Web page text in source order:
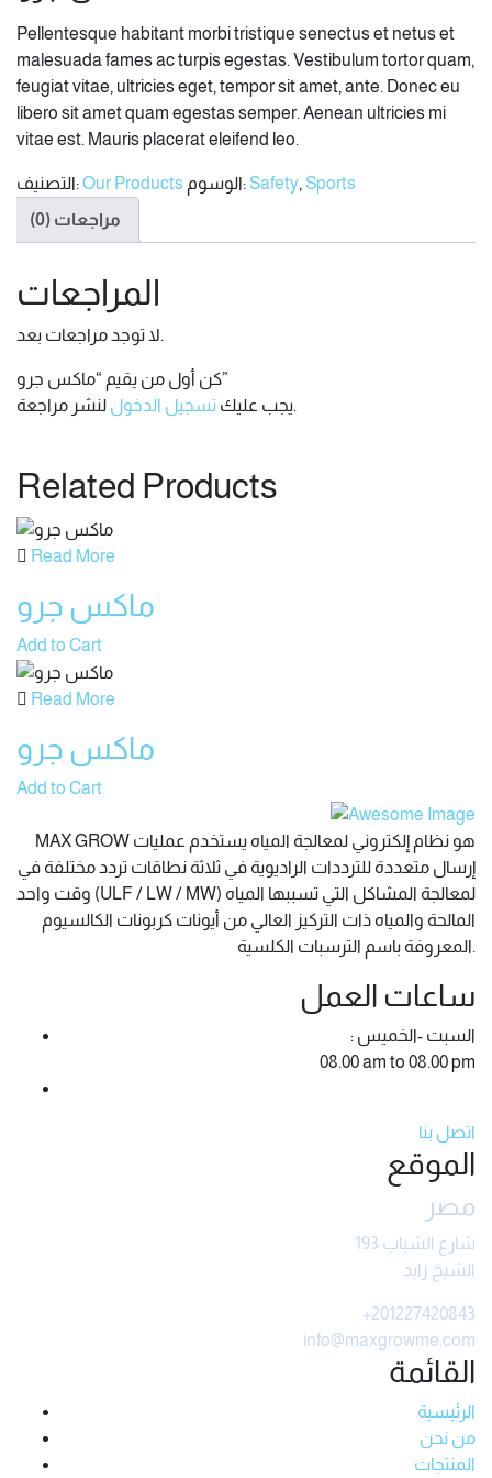
Pellentesque habitant morbi tristique senectus et netus et
malesuada fames ac turpis egestas. Vestibulum tortor quam,
feugiat vitae, ultricies eget, tempor sit amet, ante. Donec eu
libero sit amet quam egestas semper. Aenean ultricies mi
vitae est. Mauris placerat eleifend leo.
التصنيف:Our Products الوسوم:Safety, Sports
مراجعات (0)
المراجعات
لا توجد مراجعات بعد.
كن أول من يقيم “ماكس جرو”
يجب عليك تسجيل الدخول لنشر مراجعة.
Related Products
Read More
ماكس جرو
Add to Cart
Read More
ماكس جرو
Add to Cart
MAX GROW هو نظام إلكتروني لمعالجة المياه يستخدم عمليات
إرسال متعددة للترددات الراديوية في ثلاثة نطاقات تردد مختلفة في
وقت واحد (ULF / LW / MW) لمعالجة المشاكل التي تسببها المياه
المالحة والمياه ذات التركيز العالي من أيونات كربونات الكالسيوم
المعروفة باسم الترسبات الكلسية.
ساعات العمل
: السبت -الخميس
08.00 am to 08.00 pm
اتصل بنا
الموقع
مصر
شارع الشباب 193
الشيخ زايد
+201227420843
info@maxgrowme.com
القائمة
الرئيسية
من نحن
المنتجات